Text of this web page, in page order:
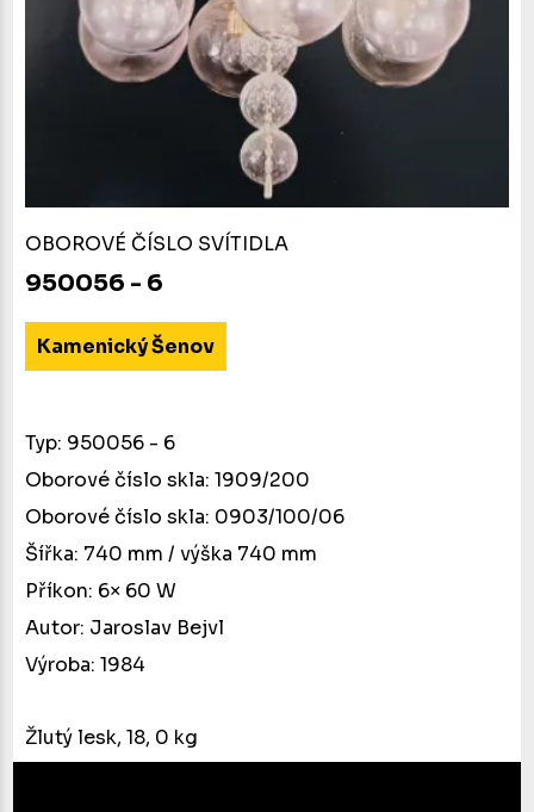
OBOROVÉ ČÍSLO SVÍTIDLA
950056 - 6
Kamenický Šenov
Typ: 950056 - 6
Oborové číslo skla: 1909/200
Oborové číslo skla: 0903/100/06
Šířka: 740 mm / výška 740 mm
Příkon: 6× 60 W
Autor: Jaroslav Bejvl
Výroba: 1984
Žlutý lesk, 18, 0 kg